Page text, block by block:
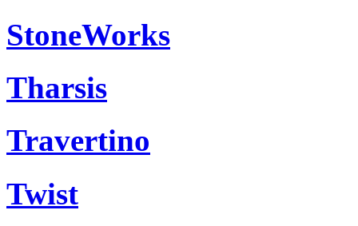
StoneWorks
Tharsis
Travertino
Twist